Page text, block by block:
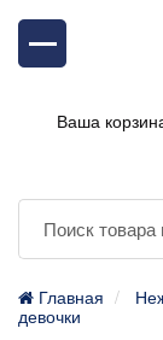
Ваша
Главная
девочки